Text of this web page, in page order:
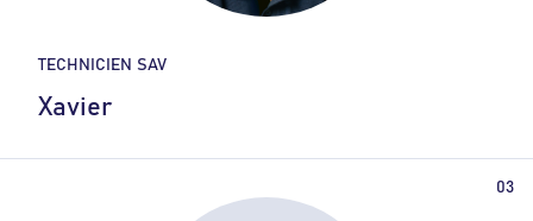
TECHNICIEN SAV
Xavier